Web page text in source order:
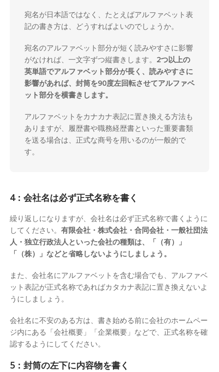
宛名が日本語ではなく、たとえばアルファベット表
記の書き方は、どうすればよいのでしょうか。
宛名のアルファベット部分が短く読みやすさに影響
がなければ、一文字ずつ縦書きします。 2つ以上の
英単語でアルファベット部分が長く、読みやすさに
影響があれば、封筒を90度左回転させてアルファベ
ット部分を横書きします。
アルファベットをカナカナ表記に置き換える方法も
ありますが、履歴書や職務経歴書といった重要書類
を送る場合は、正式な商号を用いるのが一般的で
す。
4：会社名は必ず正式名称を書く
繰り返しになりますが、会社名は必ず正式名称で書くように
してください。 有限会社・株式会社・合同会社・一般社団法
人・独立行政法人といった会社の種類は、「（有）」
「（株）」などと省略しないようにしましょう。
また、会社名にアルファベットを含む場合でも、アルファベ
ット表記が正式名称であればカタカナ表記に置き換えないよ
うにしましょう。
会社名に不安のある方は、書き始める前に会社のホームペー
ジ内にある「会社概要」「企業概要」などで、正式名称を確
認するようにしてください。
5：封筒の左下に内容物を書く